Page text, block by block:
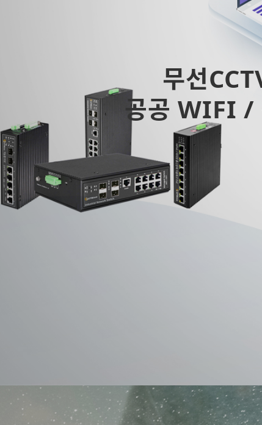
무선
공공 WIFI /